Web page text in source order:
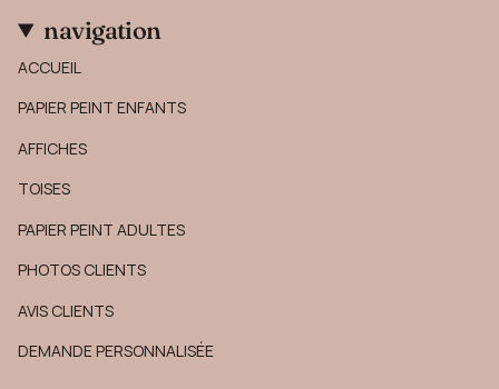
navigation
ACCUEIL
PAPIER PEINT ENFANTS
AFFICHES
TOISES
PAPIER PEINT ADULTES
PHOTOS CLIENTS
AVIS CLIENTS
DEMANDE PERSONNALISÉE